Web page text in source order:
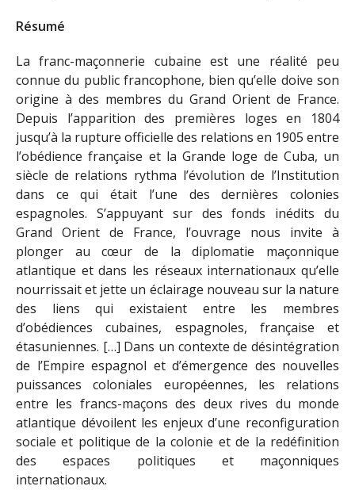
Résumé
La franc-maçonnerie cubaine est une réalité peu
connue du public francophone, bien qu’elle doive son
origine à des membres du Grand Orient de France.
Depuis l’apparition des premières loges en 1804
jusqu’à la rupture officielle des relations en 1905 entre
l’obédience française et la Grande loge de Cuba, un
siècle de relations rythma l’évolution de l’Institution
dans ce qui était l’une des dernières colonies
espagnoles. S’appuyant sur des fonds inédits du
Grand Orient de France, l’ouvrage nous invite à
plonger au cœur de la diplomatie maçonnique
atlantique et dans les réseaux internationaux qu’elle
nourrissait et jette un éclairage nouveau sur la nature
des liens qui existaient entre les membres
d’obédiences cubaines, espagnoles, française et
étasuniennes. […] Dans un contexte de désintégration
de l’Empire espagnol et d’émergence des nouvelles
puissances coloniales européennes, les relations
entre les francs-maçons des deux rives du monde
atlantique dévoilent les enjeux d’une reconfiguration
sociale et politique de la colonie et de la redéfinition
des espaces politiques et maçonniques
internationaux.